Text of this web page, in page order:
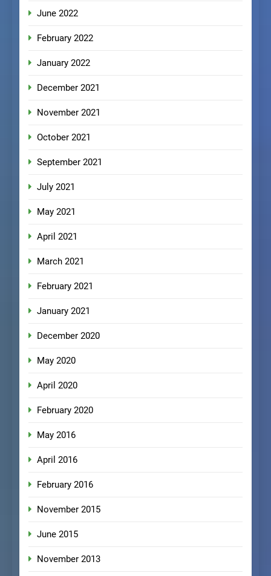
June 2022
February 2022
January 2022
December 2021
November 2021
October 2021
September 2021
July 2021
May 2021
April 2021
March 2021
February 2021
January 2021
December 2020
May 2020
April 2020
February 2020
May 2016
April 2016
February 2016
November 2015
June 2015
November 2013